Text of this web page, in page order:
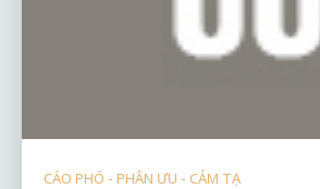
CÁO PHÓ - PHÂN ƯU - CẢM TẠ